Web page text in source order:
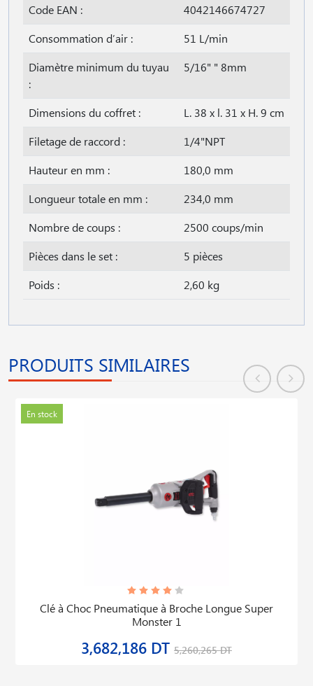
Code EAN :
4042146674727
Consommation d′air :
51 L/min
Diamètre minimum du tuyau
:
5/16" " 8mm
Dimensions du coffret :
L. 38 x l. 31 x H. 9 cm
Filetage de raccord :
1/4"NPT
Hauteur en mm :
180,0 mm
Longueur totale en mm :
234,0 mm
Nombre de coups :
2500 coups/min
Pièces dans le set :
5 pièces
Poids :
2,60 kg
PRODUITS SIMILAIRES
En stock
Clé à Choc Pneumatique à Broche Longue Super
Monster 1
3,682,186 DT 5,260,265 DT